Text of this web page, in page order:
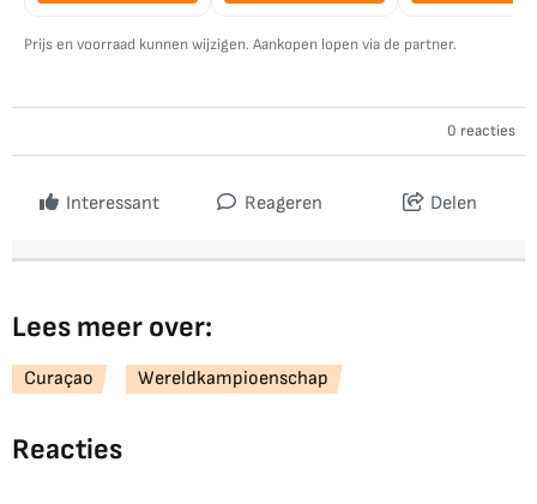
Prijs en voorraad kunnen wijzigen. Aankopen lopen via de partner.
0 reacties
Interessant Reageren Delen
Lees meer over:
Curaçao Wereldkampioenschap
Reacties